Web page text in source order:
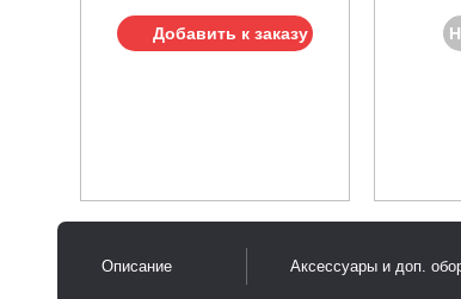
Добавить к заказу
Описание Аксессуары и доп.